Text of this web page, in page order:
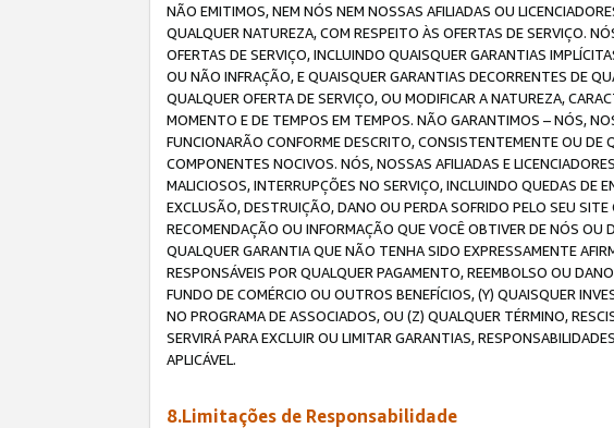
NÃO EMITIMOS, NEM NÓS NEM NOSSAS AFILIADAS OU
QUALQUER NATUREZA, COM RESPEITO ÀS OFERTAS DE SERVIÇO.
OFERTAS DE SERVIÇO, INCLUINDO QUAISQUER GARANTIAS
OU NÃO INFRAÇÃO, E QUAISQUER GARANTIAS DECORRENTES DE
QUALQUER OFERTA DE SERVIÇO, OU MODIFICAR A NATUREZA,
MOMENTO E DE TEMPOS EM TEMPOS. NÃO GARANTIMOS – NÓS,
FUNCIONARÃO CONFORME DESCRITO, CONSISTENTEMENTE OU DE
COMPONENTES NOCIVOS. NÓS, NOSSAS AFILIADAS E
MALICIOSOS, INTERRUPÇÕES NO SERVIÇO, INCLUINDO QUEDAS DE
EXCLUSÃO, DESTRUIÇÃO, DANO OU PERDA SOFRIDO PELO SEU
RECOMENDAÇÃO OU INFORMAÇÃO QUE VOCÊ OBTIVER DE NÓS OU
QUALQUER GARANTIA QUE NÃO TENHA SIDO EXPRESSAMENTE
RESPONSÁVEIS POR QUALQUER PAGAMENTO, REEMBOLSO OU
FUNDO DE COMÉRCIO OU OUTROS BENEFÍCIOS, (Y) QUAISQUER
NO PROGRAMA DE ASSOCIADOS, OU (Z) QUALQUER TÉRMINO,
SERVIRÁ PARA EXCLUIR OU LIMITAR GARANTIAS,
APLICÁVEL.
8.Limitações de Responsabilidade